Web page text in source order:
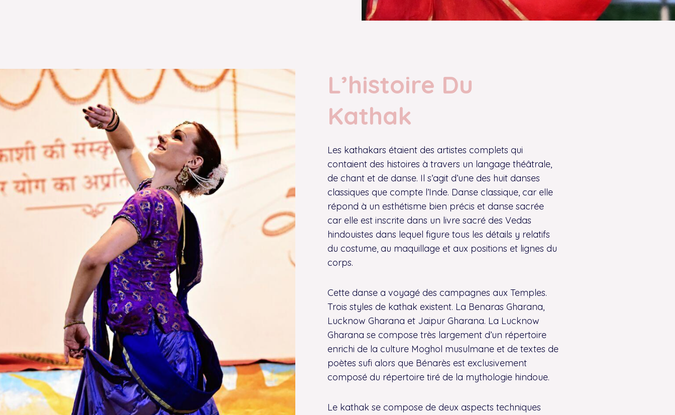
L’histoire Du
Kathak
Les kathakars étaient des artistes complets qui
contaient des histoires à travers un langage théâtrale,
de chant et de danse. Il s’agit d’une des huit danses
classiques que compte l’Inde. Danse classique, car elle
répond à un esthétisme bien précis et danse sacrée
car elle est inscrite dans un livre sacré des Vedas
hindouistes dans lequel figure tous les détails y relatifs
du costume, au maquillage et aux positions et lignes du
corps.
Cette danse a voyagé des campagnes aux Temples.
Trois styles de kathak existent. La Benaras Gharana,
Lucknow Gharana et Jaipur Gharana. La Lucknow
Gharana se compose très largement d’un répertoire
enrichi de la culture Moghol musulmane et de textes de
poètes sufi alors que Bénarès est exclusivement
composé du répertoire tiré de la mythologie hindoue.
Le kathak se compose de deux aspects techniques